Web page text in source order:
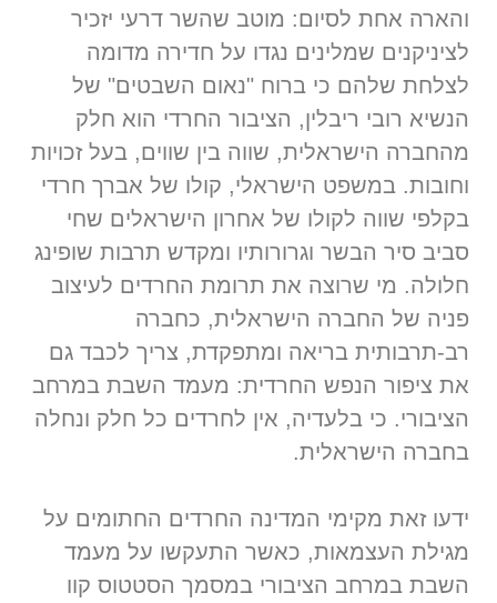
והארה אחת לסיום: מוטב שהשר דרעי יזכיר
לציניקנים שמלינים נגדו על חדירה מדומה
לצלחת שלהם כי ברוח "נאום השבטים" של
הנשיא רובי ריבלין, הציבור החרדי הוא חלק
מהחברה הישראלית, שווה בין שווים, בעל זכויות
וחובות. במשפט הישראלי, קולו של אברך חרדי
בקלפי שווה לקולו של אחרון הישראלים שחי
סביב סיר הבשר וגרורותיו ומקדש תרבות שופינג
חלולה. מי שרוצה את תרומת החרדים לעיצוב
פניה של החברה הישראלית, כחברה
רב-תרבותית בריאה ומתפקדת, צריך לכבד גם
את ציפור הנפש החרדית: מעמד השבת במרחב
הציבורי. כי בלעדיה, אין לחרדים כל חלק ונחלה
בחברה הישראלית.
ידעו זאת מקימי המדינה החרדים החתומים על
מגילת העצמאות, כאשר התעקשו על מעמד
השבת במרחב הציבורי במסמך הסטטוס קוו